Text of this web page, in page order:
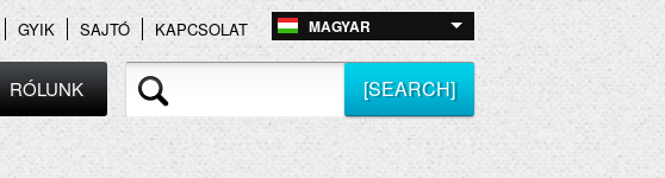
MAGYAR
GYIK SAJTÓ KAPCSOLAT
[SEARCH]
RÓLUNK